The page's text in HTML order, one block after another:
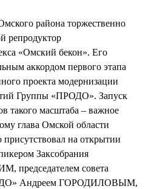
района торжественно
репродуктор
«Омский бекон». Его
аккордом первого этапа
проекта модернизации
Группы «ПРОДО». Запуск
такого масштаба – важное
глава Омской области
на открытии
Заксобрания
совета
Андреем ГОРОДИЛОВЫМ,